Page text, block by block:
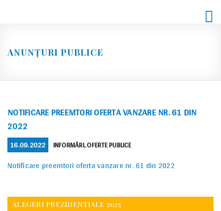
ANUNȚURI PUBLICE
NOTIFICARE PREEMTORI OFERTA VANZARE NR. 61 DIN
2022
POSTED
ON
16.09.2022 CATEGORIES
INFORMĂRI,OFERTE PUBLICE
Notificare preemtori oferta vanzare nr. 61 din 2022
ALEGERI PREZIDENTIALE 2025